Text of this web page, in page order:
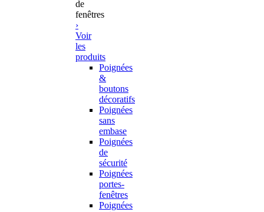
de
fenêtres
›
Voir
les
produits
Poignées
&
boutons
décoratifs
Poignées
sans
embase
Poignées
de
sécurité
Poignées
portes-
fenêtres
Poignées